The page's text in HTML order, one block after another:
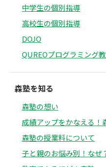
中学生の個別指導
高校生の個別指導
DOJO
QUREOプログラミング
森塾を知る
森塾の想い
成績アップをかなえる！
森塾の授業料について
子と親のお悩み別！なぜ